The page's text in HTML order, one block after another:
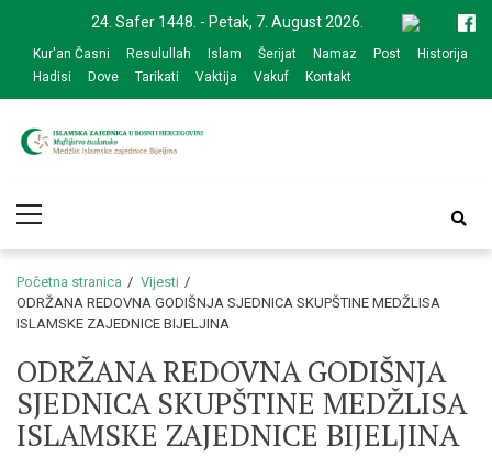
navigation
content
24. Safer 1448. - Petak, 7. August 2026.
Kur'an Časni Resulullah Islam Šerijat Namaz Post
Historija
Hadisi
Dove Tarikati Vaktija Vakuf Kontakt
zajednice Bijeljina
Menu
Početna stranica
Vijesti
ODRŽANA REDOVNA GODIŠNJA SJEDNICA SKUPŠTINE MEDŽLISA
ISLAMSKE ZAJEDNICE BIJELJINA
ODRŽANA REDOVNA GODIŠNJA
SJEDNICA SKUPŠTINE MEDŽLISA
ISLAMSKE ZAJEDNICE BIJELJINA